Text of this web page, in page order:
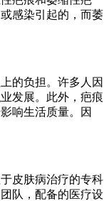
感染引起的，而萎
的负担。许多人因
发展。此外，疤痕
响生活质量。因
皮肤病治疗的专科
队，配备的医疗设